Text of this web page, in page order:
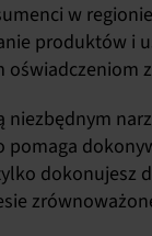
w
produktów i
oświadczeniom
niezbędnym
dokonujesz